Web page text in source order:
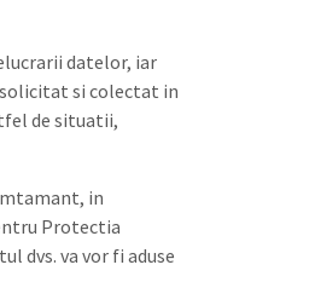
datelor, iar
solicitat si colectat in
de situatii,
in
Protectia
dvs. va vor fi aduse